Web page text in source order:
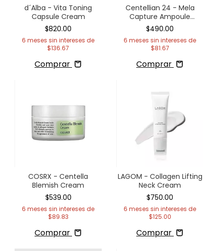
d´Alba - Vita Toning
Capsule Cream
$820.00
6 meses sin intereses de
$136.67
Comprar
Centellian 24 - Mela
Capture Ampoule
Capsule Cream
$490.00
6 meses sin intereses de
$81.67
Comprar
COSRX - Centella
Blemish Cream
$539.00
6 meses sin intereses de
$89.83
Comprar
LAGOM - Collagen Lifting
Neck Cream
$750.00
6 meses sin intereses de
$125.00
Comprar